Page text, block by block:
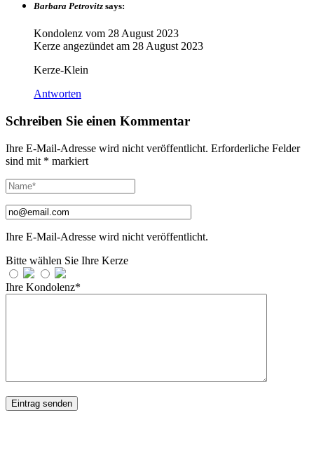
Barbara Petrovitz says:
Kondolenz vom 28 August 2023
Kerze angezündet am 28 August 2023
Kerze-Klein
Antworten
Schreiben Sie einen Kommentar
Ihre E-Mail-Adresse wird nicht veröffentlicht. Erforderliche Felder
sind mit * markiert
Ihre E-Mail-Adresse wird nicht veröffentlicht.
Bitte wählen Sie Ihre Kerze
Ihre Kondolenz*